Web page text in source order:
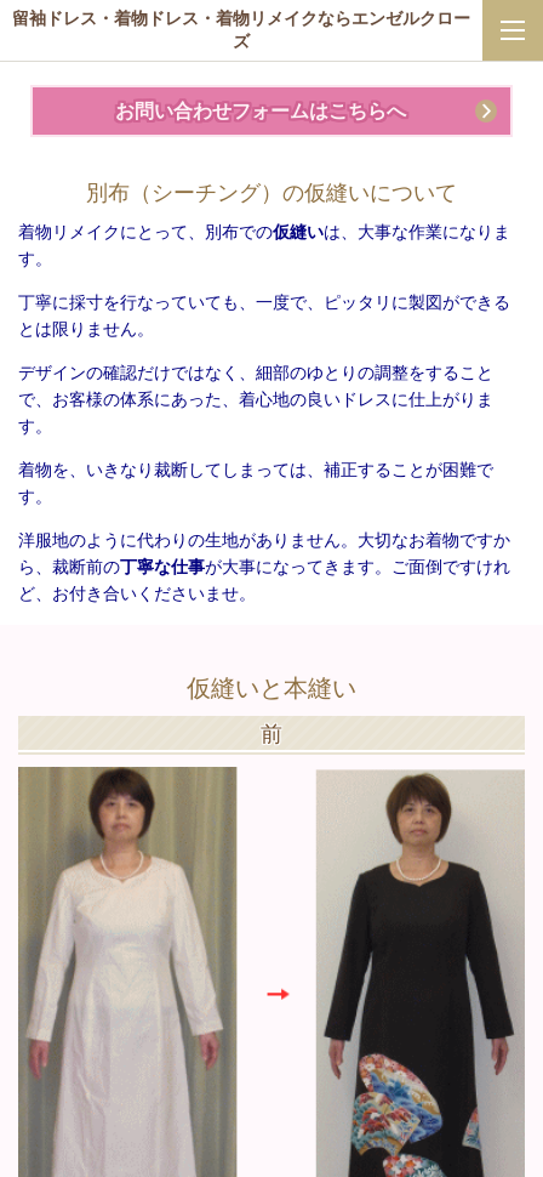
留袖ドレス・着物ドレス・着物リメイクならエンゼルクロー
ズ
お問い合わせフォームはこちらへ
別布（シーチング）の仮縫いについて
着物リメイクにとって、別布での仮縫いは、大事な作業になりま
す。
丁寧に採寸を行なっていても、一度で、ピッタリに製図ができる
とは限りません。
デザインの確認だけではなく、細部のゆとりの調整をすること
で、お客様の体系にあった、着心地の良いドレスに仕上がりま
す。
着物を、いきなり裁断してしまっては、補正することが困難で
す。
洋服地のように代わりの生地がありません。大切なお着物ですか
ら、裁断前の丁寧な仕事が大事になってきます。ご面倒ですけれ
ど、お付き合いくださいませ。
仮縫いと本縫い
前